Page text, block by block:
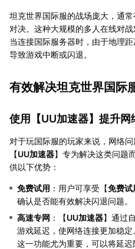
坦克世界国际服的战场庞大，通
对决。这种大规模的多人在线对
当连接国际服务器时，由于地理
导致游戏中断或闪退。
有效解决坦克世界国际
使用【UU加速器】提升网
对于玩国际服的玩家来说，网络
【UU加速器】专为解决这类问题
供以下优势：
免费试用 ：用户可享受【免费试
确认是否能有效解决闪退问题。
高速专网 ：【UU加速器】通过
游戏延迟，使网络连接更加稳
这一功能尤为重要，可以将延